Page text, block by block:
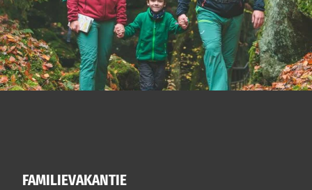
FAMILIEVAKANTIE